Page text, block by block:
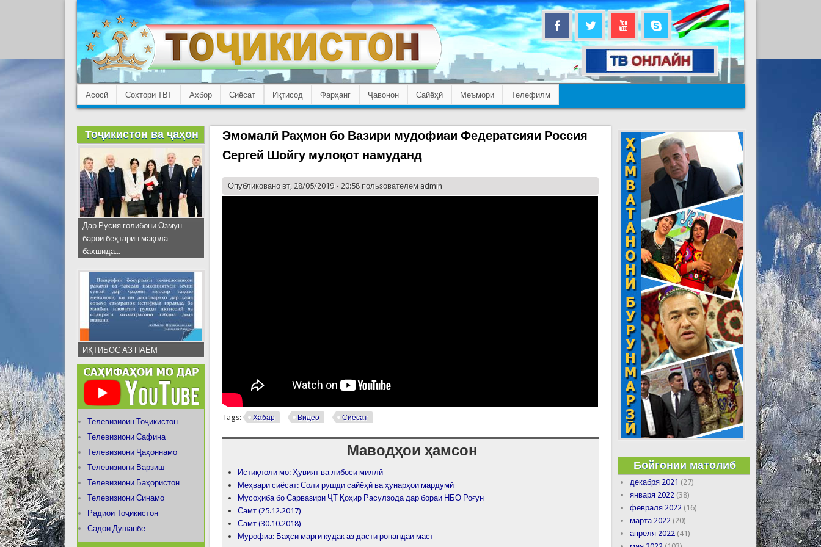
Асосӣ Сохтори ТВТ Ахбор Сиёсат Иқтисод Фарҳанг Ҷавонон Сайёҳӣ Меъмори Телефилм
Эмомалӣ Раҳмон бо Вазири мудофиаи Федератсияи Россия
Сергей Шойгу мулоқот намуданд
Опубликовано вт, 28/05/2019 - 20:58 пользователем admin
Tags: Хабар Видео Сиёсат
Маводҳои ҳамсон
Истиқлоли мо: Ҳувият ва либоси миллӣ
Меҳвари сиёсат: Соли рушди сайёҳӣ ва ҳунарҳои мардумӣ
Мусоҳиба бо Сарвазири ҶТ Қоҳир Расулзода дар бораи НБО Роғун
Самт (25.12.2017)
Самт (30.10.2018)
Мурофиа: Баҳси марги кӯдак аз дасти ронандаи маст
Тоҷикистон ва ҷаҳон
Дар Русия ғолибони Озмун
барои беҳтарин мақола
бахшида...
ИҚТИБОС АЗ ПАЁМ
Телевизиоин Тоҷикистон
Телевизиони Сафина
Телевизиони Ҷаҳоннамо
Телевизиони Варзиш
Телевизиони Баҳористон
Телевизиони Синамо
Радиои Тоҷикистон
Садои Душанбе
Бойгонии матолиб
декабря 2021 (27)
января 2022 (38)
февраля 2022 (16)
марта 2022 (20)
апреля 2022 (41)